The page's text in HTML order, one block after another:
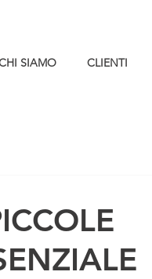
SIAMO CLIENTI